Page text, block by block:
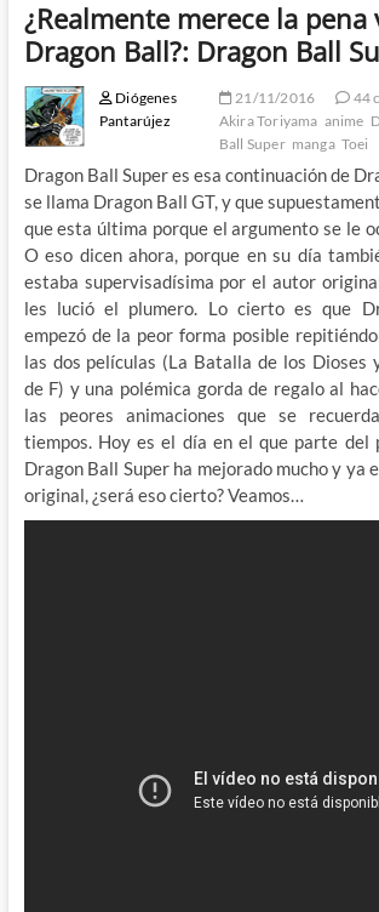
¿Realmente merece la pena
Dragon Ball?: Dragon Ball
Diógenes
Pantarújez
21/11/2016
44
Akira Toriyama anime
Ball Super manga Toei
Dragon Ball Super es esa continuación de
se llama Dragon Ball GT, y que
que esta última porque el argumento se le
O eso dicen ahora, porque en su día
estaba supervisadísima por el autor
les lució el plumero. Lo cierto es que
empezó de la peor forma posible
las dos películas (La Batalla de los Dioses
de F) y una polémica gorda de regalo al
las peores animaciones que se
tiempos. Hoy es el día en el que parte del
Dragon Ball Super ha mejorado mucho y ya
original, ¿será eso cierto? Veamos…